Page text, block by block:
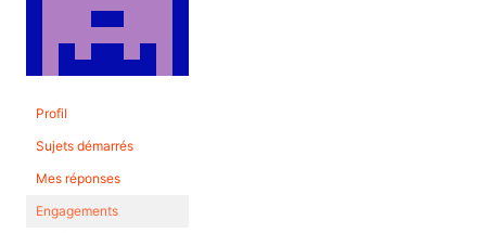
Profil
Sujets démarrés
Mes réponses
Engagements